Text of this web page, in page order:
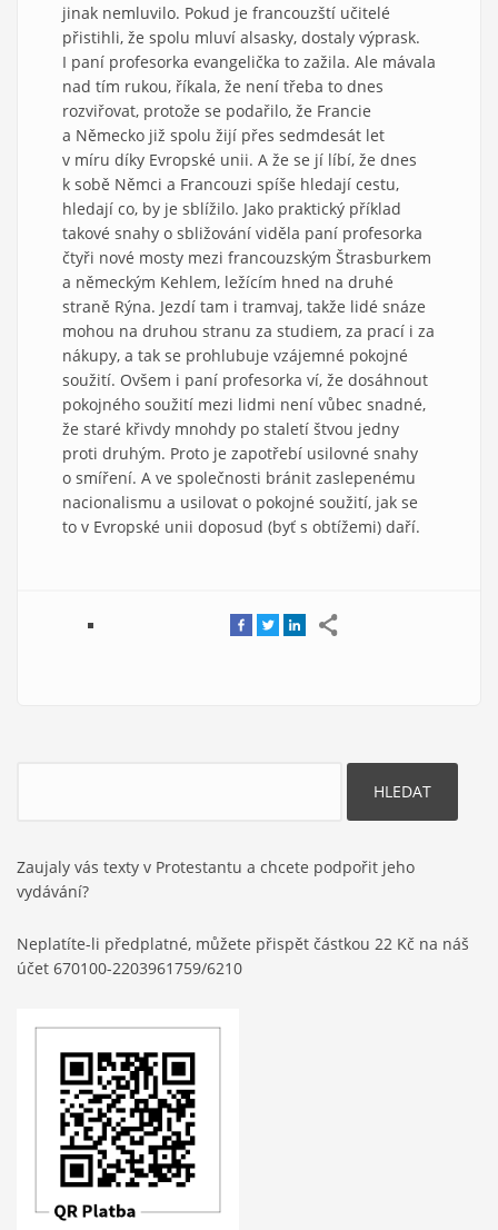
jinak nemluvilo. Pokud je francouzští učitelé
přistihli, že spolu mluví alsasky, dostaly výprask.
I paní profesorka evangelička to zažila. Ale mávala
nad tím rukou, říkala, že není třeba to dnes
rozviřovat, protože se podařilo, že Francie
a Německo již spolu žijí přes sedmdesát let
v míru díky Evropské unii. A že se jí líbí, že dnes
k sobě Němci a Francouzi spíše hledají cestu,
hledají co, by je sblížilo. Jako praktický příklad
takové snahy o sbližování viděla paní profesorka
čtyři nové mosty mezi francouzským Štrasburkem
a německým Kehlem, ležícím hned na druhé
straně Rýna. Jezdí tam i tramvaj, takže lidé snáze
mohou na druhou stranu za studiem, za prací i za
nákupy, a tak se prohlubuje vzájemné pokojné
soužití. Ovšem i paní profesorka ví, že dosáhnout
pokojného soužití mezi lidmi není vůbec snadné,
že staré křivdy mnohdy po staletí štvou jedny
proti druhým. Proto je zapotřebí usilovné snahy
o smíření. A ve společnosti bránit zaslepenému
nacionalismu a usilovat o pokojné soužití, jak se
to v Evropské unii doposud (byť s obtížemi) daří.
Zaujaly vás texty v Protestantu a chcete podpořit jeho
vydávání?
Neplatíte-li předplatné, můžete přispět částkou 22 Kč na náš
účet 670100-2203961759/6210